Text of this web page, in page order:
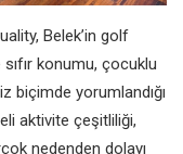
Belek’in golf
konumu, çocuklu
biçimde yorumlandığı
aktivite çeşitliliği,
nedenden dolayı